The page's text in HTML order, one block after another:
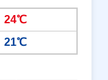
24℃
21℃